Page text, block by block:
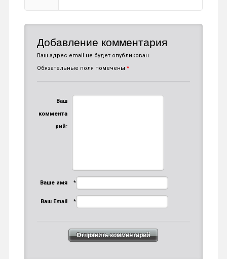
Добавление комментария
Ваш адрес email не будет опубликован.
Обязательные поля помечены *
Ваш
коммента
рий:
Ваше имя *
Ваш Email *